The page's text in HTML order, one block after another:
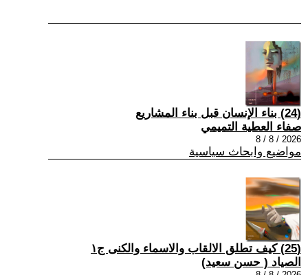
(24) بناء الإنسان قبل بناء المشاريع
صفاء العطية التميمي
2026 / 8 / 8
مواضيع وابحاث سياسية
(25) كيف تطلق الالقاب والاسماء والكنى ج١
الصياد ‏( حسن سعيد‏)